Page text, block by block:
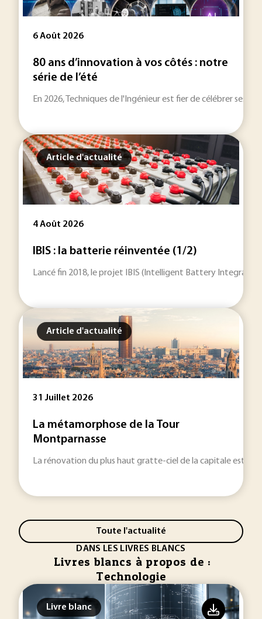
6 Août 2026
80 ans d’innovation à vos côtés : notre
série de l’été
En 2026, Techniques de l'Ingénieur est fier de célébrer ses
Article d'actualité
4 Août 2026
IBIS : la batterie réinventée (1/2)
Lancé fin 2018, le projet IBIS (Intelligent Battery
Article d'actualité
31 Juillet 2026
La métamorphose de la Tour
Montparnasse
La rénovation du plus haut gratte-ciel de la capitale est
Toute l'actualité
DANS LES LIVRES BLANCS
Livres blancs à propos de :
Technologie
Livre blanc